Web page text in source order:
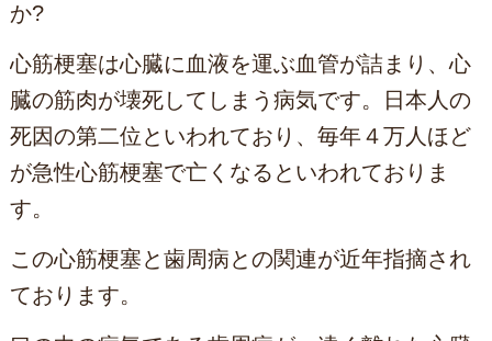
か?
心筋梗塞は心臓に血液を運ぶ血管が詰まり、心
臓の筋肉が壊死してしまう病気です。日本人の
死因の第二位といわれており、毎年４万人ほど
が急性心筋梗塞で亡くなるといわれておりま
す。
この心筋梗塞と歯周病との関連が近年指摘され
ております。